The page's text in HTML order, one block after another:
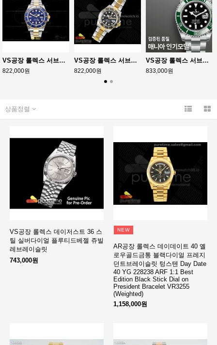
VS공장 롤렉스 서브마리너 41 신형 옐로우골드콤비 청콤 브레이슬릿 Submariner 126613LB 904 YG/SS Blue VSF VS3235
822,000원
VS공장 롤렉스 서브마리너 41 신형 옐로우골드콤비 흑콤 브레이슬릿 Submariner 126613 LN SSYG Black Ceramic 904L Steel 11 Best Edition VS3235
822,000원
VS공장 롤렉스 서브마리너 41 스타벅스 그린 스틸 브레이슬릿 Submariner 41mm 126610 LV Kermit 904L Steel VSF 1:1 Best Edition VS3235
833,000원
상품정렬
VS공장 롤렉스 데이저스트 36 스
틸 실버다이얼 플루티드베젤 쥬빌
레브레이슬릿
743,000원
NEW
AR공장 롤렉스 데이데이트 40 옐
로우골드금통 블랙다이얼 프레지
던트브레이슬릿 텅스텐 Day Date
40 YG 228238 ARF 1:1 Best
Edition Black Stick Dial on
President Bracelet VR3255
(Weighted)
1,158,000원